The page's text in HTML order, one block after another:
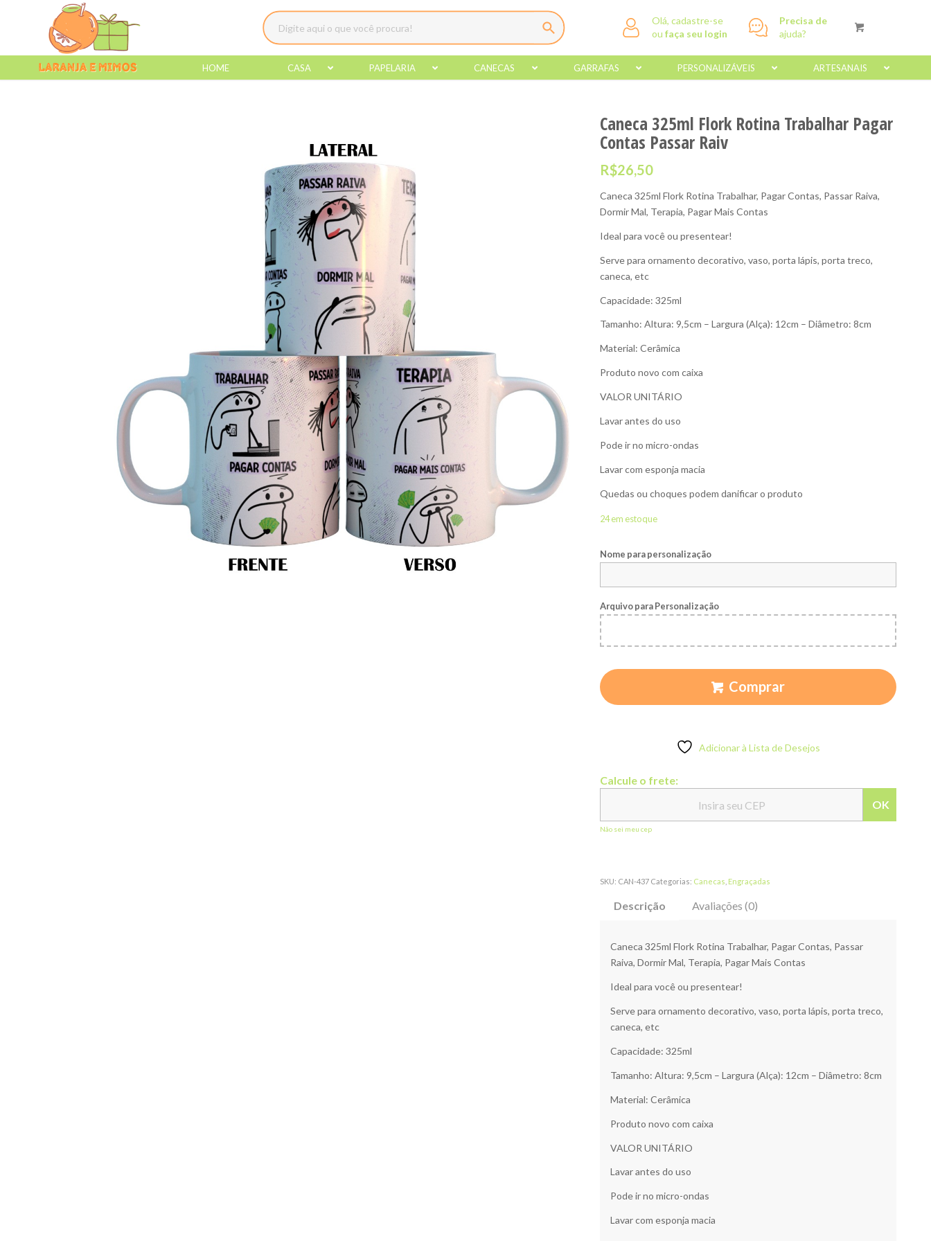
Olá, cadastre-se
oufaça seu login
Precisa de
ajuda?
HOME CASA PAPELARIA CANECAS GARRAFAS PERSONALIZÁVEIS ARTESANAIS
Caneca 325ml Flork Rotina Trabalhar Pagar
Contas Passar Raiv
R$26,50
Caneca 325ml Flork Rotina Trabalhar, Pagar Contas, Passar Raiva,
Dormir Mal, Terapia, Pagar Mais Contas
Ideal para você ou presentear!
Serve para ornamento decorativo, vaso, porta lápis, porta treco,
caneca, etc
Capacidade: 325ml
Tamanho: Altura: 9,5cm – Largura (Alça): 12cm – Diâmetro: 8cm
Material: Cerâmica
Produto novo com caixa
VALOR UNITÁRIO
Lavar antes do uso
Pode ir no micro-ondas
Lavar com esponja macia
Quedas ou choques podem danificar o produto
24 em estoque
Nome para personalização
Arquivo para Personalização
Comprar
Adicionar à Lista de Desejos
Calcule o frete:
OK
Não sei meu cep
SKU: CAN-437 Categorias: Canecas Engraçadas
Descrição Avaliações (0)
Caneca 325ml Flork Rotina Trabalhar, Pagar Contas, Passar
Raiva, Dormir Mal, Terapia, Pagar Mais Contas
Ideal para você ou presentear!
Serve para ornamento decorativo, vaso, porta lápis, porta treco,
caneca, etc
Capacidade: 325ml
Tamanho: Altura: 9,5cm – Largura (Alça): 12cm – Diâmetro: 8cm
Material: Cerâmica
Produto novo com caixa
VALOR UNITÁRIO
Lavar antes do uso
Pode ir no micro-ondas
Lavar com esponja macia